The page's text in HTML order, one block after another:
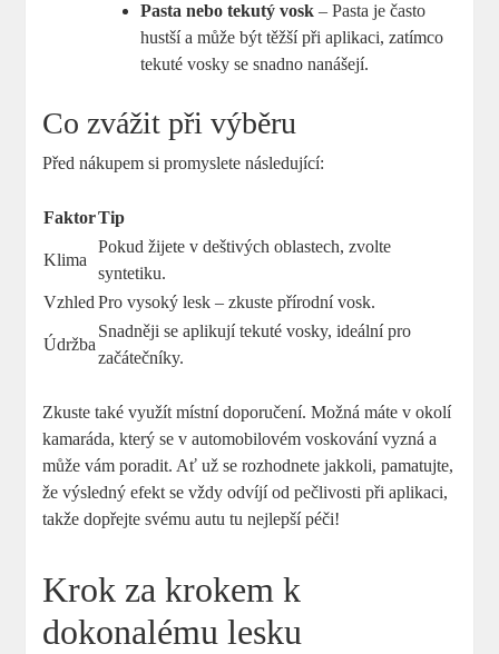
Pasta nebo tekutý vosk – Pasta je často
hustší a může být těžší při aplikaci, zatímco
tekuté vosky se snadno nanášejí.
Co zvážit při výběru
Před nákupem si promyslete následující:
FaktorTip
Klima
Pokud žijete v deštivých oblastech, zvolte
syntetiku.
Vzhled Pro vysoký lesk – zkuste přírodní vosk.
Údržba
Snadněji se aplikují tekuté vosky, ideální pro
začátečníky.
Zkuste také využít místní doporučení. Možná máte v okolí
kamaráda, který se v automobilovém voskování vyzná a
může vám poradit. Ať už se rozhodnete jakkoli, pamatujte,
že výsledný efekt se vždy odvíjí od pečlivosti při aplikaci,
takže dopřejte svému autu tu nejlepší péči!
Krok za krokem k
dokonalému lesku